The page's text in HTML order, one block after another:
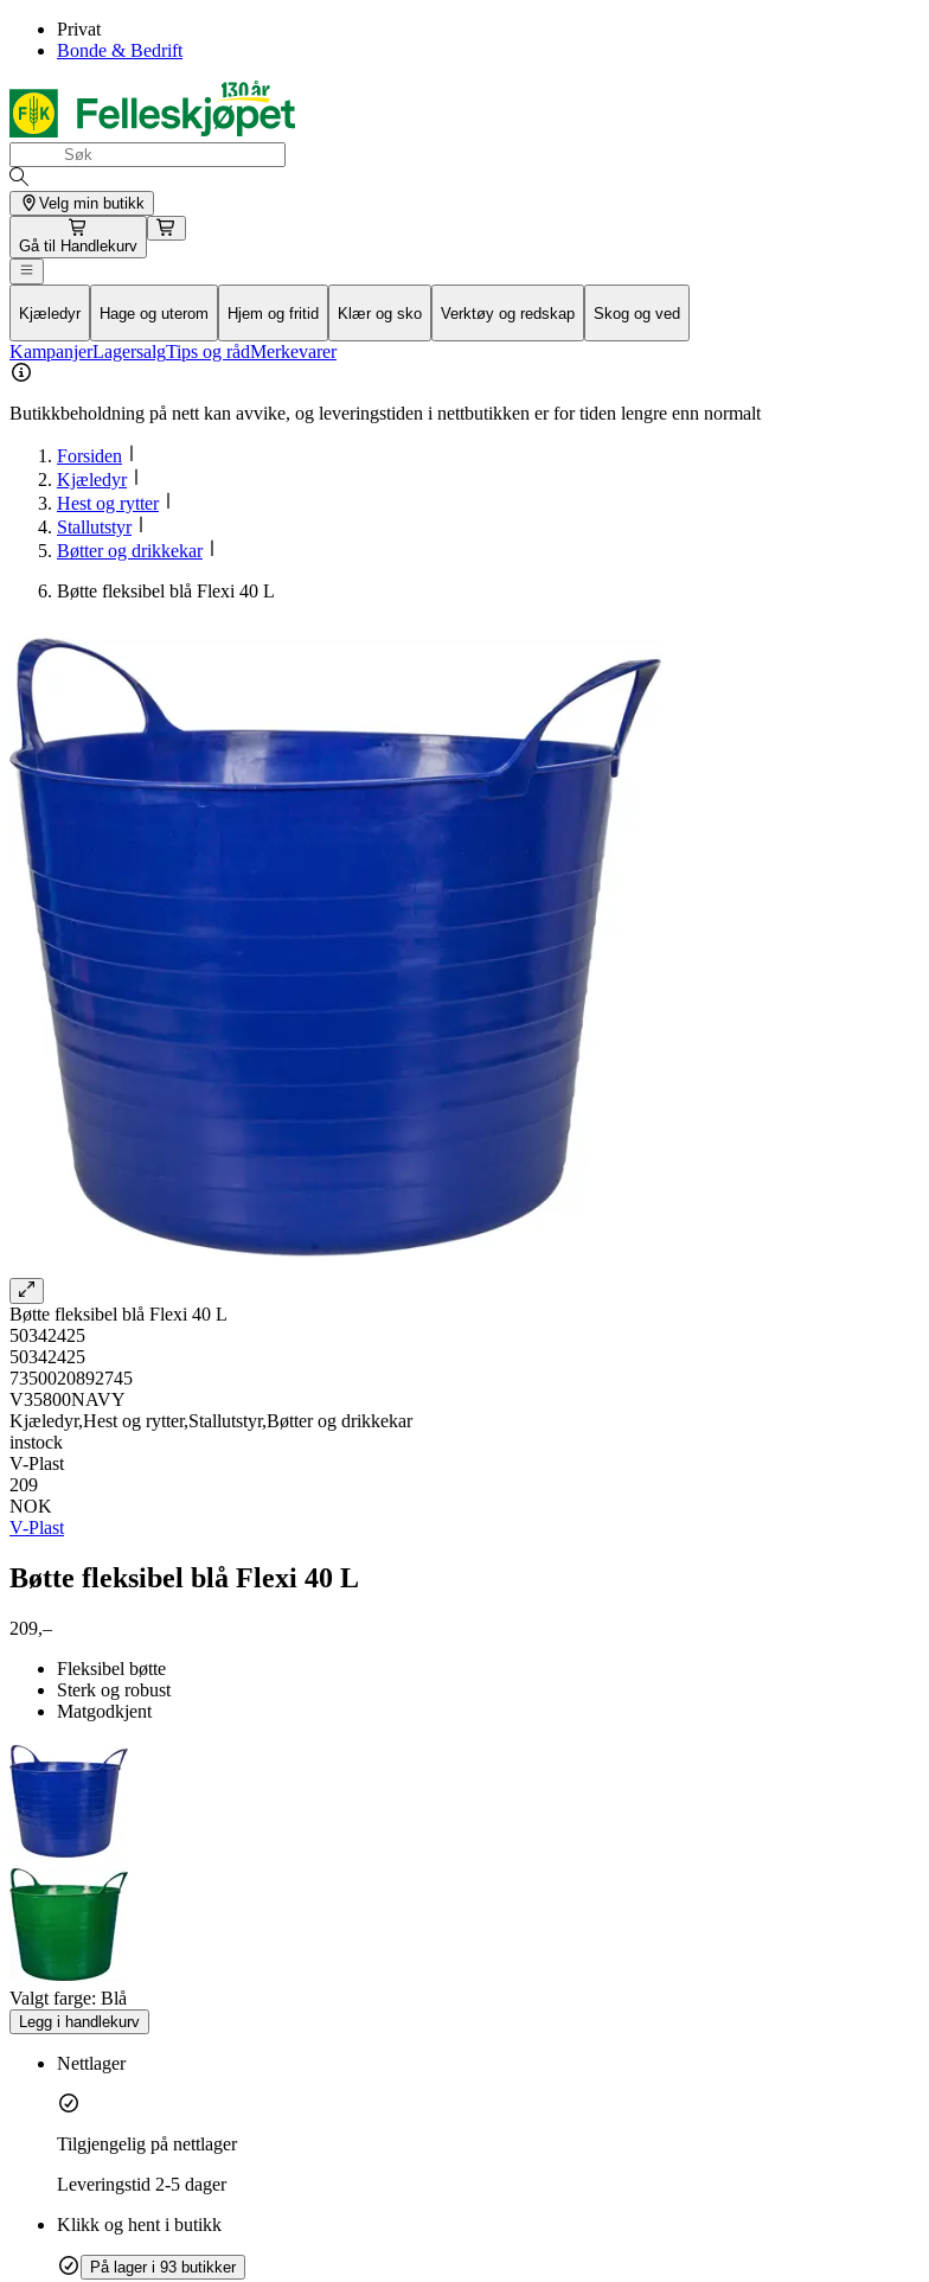
Privat
Bonde & Bedrift
Velg min butikk
Gå til Handlekurv
Kjæledyr Hage og uterom Hjem og fritid Klær og sko Verktøy og redskap Skog og ved
KampanjerLagersalgTips og rådMerkevarer
Butikkbeholdning på nett kan avvike, og leveringstiden i nettbutikken er for tiden lengre enn normalt
Forsiden
Kjæledyr
Hest og rytter
Stallutstyr
Bøtter og drikkekar
Bøtte fleksibel blå Flexi 40 L
Bøtte fleksibel blå Flexi 40 L
50342425
50342425
7350020892745
V35800NAVY
Kjæledyr,Hest og rytter,Stallutstyr,Bøtter og drikkekar
instock
V-Plast
209
NOK
V-Plast
Bøtte fleksibel blå Flexi 40 L
209,–
Fleksibel bøtte
Sterk og robust
Matgodkjent
Valgt farge: Blå
Legg i handlekurv
Nettlager
Tilgjengelig på nettlager
Leveringstid 2-5 dager
Klikk og hent i butikk
På lager i 93 butikker